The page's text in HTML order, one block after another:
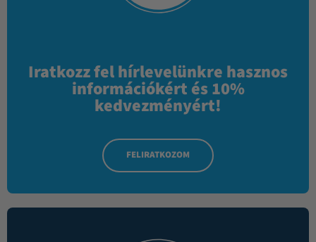
Iratkozz fel hírlevelünkre hasznos
információkért és 10%
kedvezményért!
FELIRATKOZOM